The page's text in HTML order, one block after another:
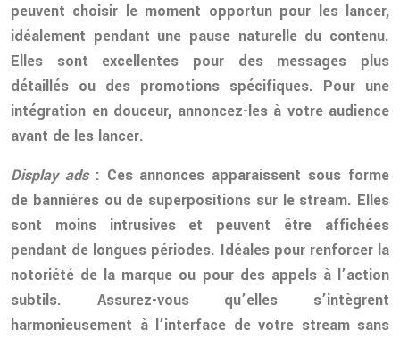
peuvent choisir le moment opportun pour les lancer,
idéalement pendant une pause naturelle du contenu.
Elles sont excellentes pour des messages plus
détaillés ou des promotions spécifiques. Pour une
intégration en douceur, annoncez-les à votre audience
avant de les lancer.
Display ads: Ces annonces apparaissent sous forme
de bannières ou de superpositions sur le stream. Elles
sont moins intrusives et peuvent être affichées
pendant de longues périodes. Idéales pour renforcer la
notoriété de la marque ou pour des appels à l’action
subtils. Assurez-vous qu’elles s’intègrent
harmonieusement à l’interface de votre stream sans